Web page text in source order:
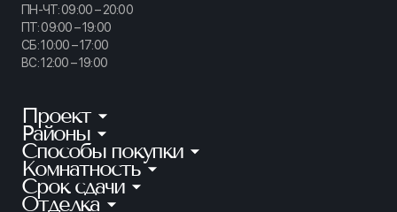
ПН-ЧТ: 09:00 – 20:00
ПТ: 09:00 – 19:00
СБ: 10:00 – 17:00
ВС: 12:00 – 19:00
Проект
КИНОПАРК
ТАЙМ СКВЕР
АУРУМ
ГРАНАТ
Районы
Калининский
Приморский
Петроградский
Способы покупки
Ипотека
Рассрочка
Комнатность
Студии
Срок сдачи
Готовые квартиры
Отделка